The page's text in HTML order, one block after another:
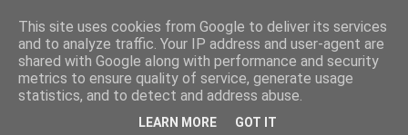
This site uses cookies from Google to deliver its services
and to analyze traffic. Your IP address and user-agent are
shared with Google along with performance and security
metrics to ensure quality of service, generate usage
statistics, and to detect and address abuse.
LEARN MORE GOT IT